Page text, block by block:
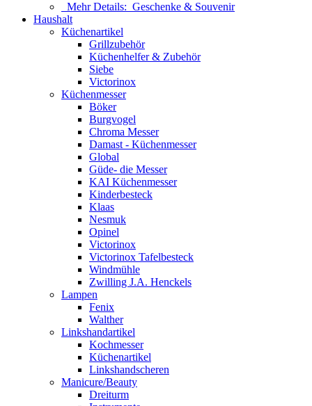
Mehr Details: Geschenke & Souvenir
Haushalt
Küchenartikel
Grillzubehör
Küchenhelfer & Zubehör
Siebe
Victorinox
Küchenmesser
Böker
Burgvogel
Chroma Messer
Damast - Küchenmesser
Global
Güde- die Messer
KAI Küchenmesser
Kinderbesteck
Klaas
Nesmuk
Opinel
Victorinox
Victorinox Tafelbesteck
Windmühle
Zwilling J.A. Henckels
Lampen
Fenix
Walther
Linkshandartikel
Kochmesser
Küchenartikel
Linkshandscheren
Manicure/Beauty
Dreiturm